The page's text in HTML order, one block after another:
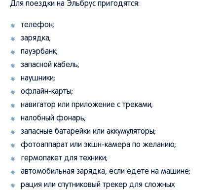
Для поездки на Эльбрус пригодятся:
телефон;
зарядка;
пауэрбанк;
запасной кабель;
наушники;
офлайн-карты;
навигатор или приложение с треками;
налобный фонарь;
запасные батарейки или аккумуляторы;
фотоаппарат или экшн-камера по желанию;
гермопакет для техники;
автомобильная зарядка, если едете на машине;
рация или спутниковый трекер для сложных